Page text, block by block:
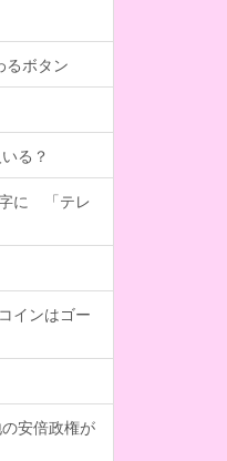
るボタン
る？
字に 「テレ
インはゴー
安倍政権が